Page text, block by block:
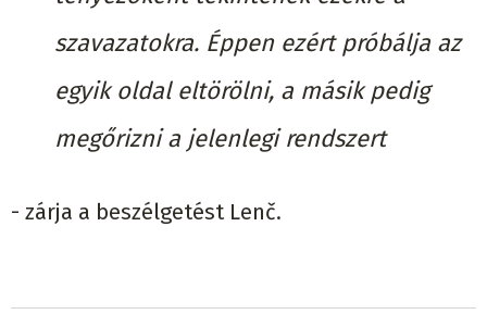
szavazatokra. Éppen ezért próbálja az
egyik oldal eltörölni, a másik pedig
megőrizni a jelenlegi rendszert
- zárja a beszélgetést Lenč.